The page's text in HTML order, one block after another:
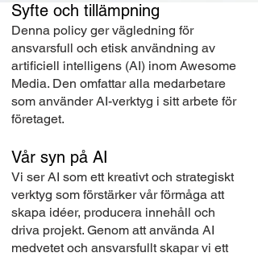
Syfte och tillämpning
Denna policy ger vägledning för
ansvarsfull och etisk användning av
artificiell intelligens (AI) inom Awesome
Media. Den omfattar alla medarbetare
som använder AI-verktyg i sitt arbete för
företaget.
Vår syn på AI
Vi ser AI som ett kreativt och strategiskt
verktyg som förstärker vår förmåga att
skapa idéer, producera innehåll och
driva projekt. Genom att använda AI
medvetet och ansvarsfullt skapar vi ett